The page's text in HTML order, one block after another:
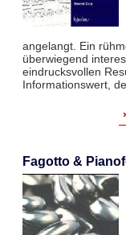
angelangt. Ein
überwiegend
eindrucksvollen
Informationswert,
Fagotto &